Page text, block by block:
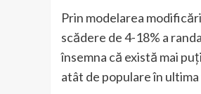
Prin modelarea
scădere de 4-18% a
însemna că există mai
atât de populare în ultima